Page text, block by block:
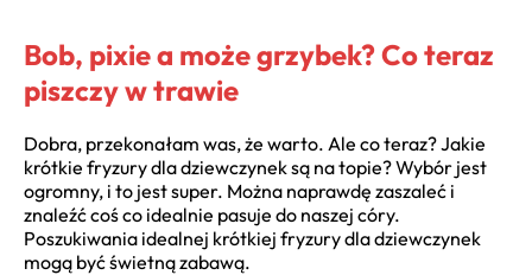
Bob, pixie a może grzybek? Co teraz
piszczy w trawie
Dobra, przekonałam was, że warto. Ale co teraz? Jakie
krótkie fryzury dla dziewczynek są na topie? Wybór jest
ogromny, i to jest super. Można naprawdę zaszaleć i
znaleźć coś co idealnie pasuje do naszej córy.
Poszukiwania idealnej krótkiej fryzury dla dziewczynek
mogą być świetną zabawą.